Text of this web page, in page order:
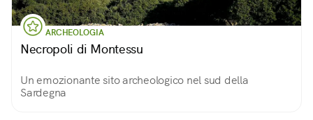
ARCHEOLOGIA
Necropoli di Montessu
Un emozionante sito archeologico nel sud della
Sardegna